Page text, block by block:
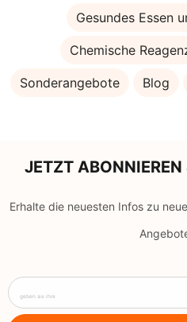
Gesundes Essen
Chemische
Sonderangebote Blog
JETZT
Erhalte die neuesten Infos zu
geben sie ihre